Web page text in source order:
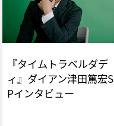
『タイムトラベルダデ
ィ』ダイアン津田篤宏S
Pインタビュー